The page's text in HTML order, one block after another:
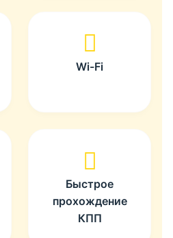
Wi-Fi
Быстрое
прохождение
КПП